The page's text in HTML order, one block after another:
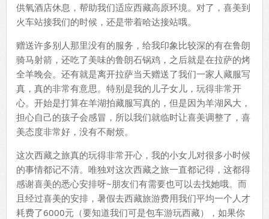
供氧酒店休息，帮助我们适应西藏高原环境。对了，喜美到
火车站接我们的时候，还是带着哈达接站哦。
赠送许多别人那里没有的服务，给我印象比较深的有在鲁朗
骑马射箭，还吃了美味的鲁朗石锅鸡，之后就是在拉萨的烤
全羊晚会。还有就是离开拉萨当天赠送了我们一家人藏服写
真，真的非常有意思。特别是我的儿子女儿，玩得非常开
心。开始是打算在羊湖拍藏服写真的，但是因为羊湖风大，
担心自己的孩子会感冒，所以我们就临时让喜美调整了，喜
美态度非常好，没有不耐烦。
这次西藏之旅真的玩得非常开心，我的小女儿对很多小时候
的事情都记不清。唯独对这次西藏之旅一直都记得，这都得
感谢喜美的悉心安排呀~朋友们有需要也可以去找她哦。而
且经过喜美的安排，暑假去西藏旅游费用我们平均一个人才
耗费了6000元（要知道我们可是包车游玩西藏），如果你